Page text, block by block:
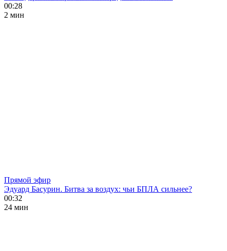
00:28
2 мин
Прямой эфир
Эдуард Басурин. Битва за воздух: чьи БПЛА сильнее?
00:32
24 мин